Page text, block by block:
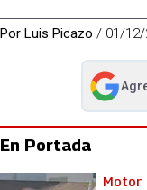
Por Luis Picazo / 01/12/
abre en
En Portada
Motor